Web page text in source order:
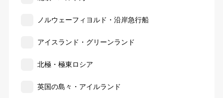
ノルウェーフィヨルド・沿岸急行船
アイスランド・グリーンランド
北極・極東ロシア
英国の島々・アイルランド